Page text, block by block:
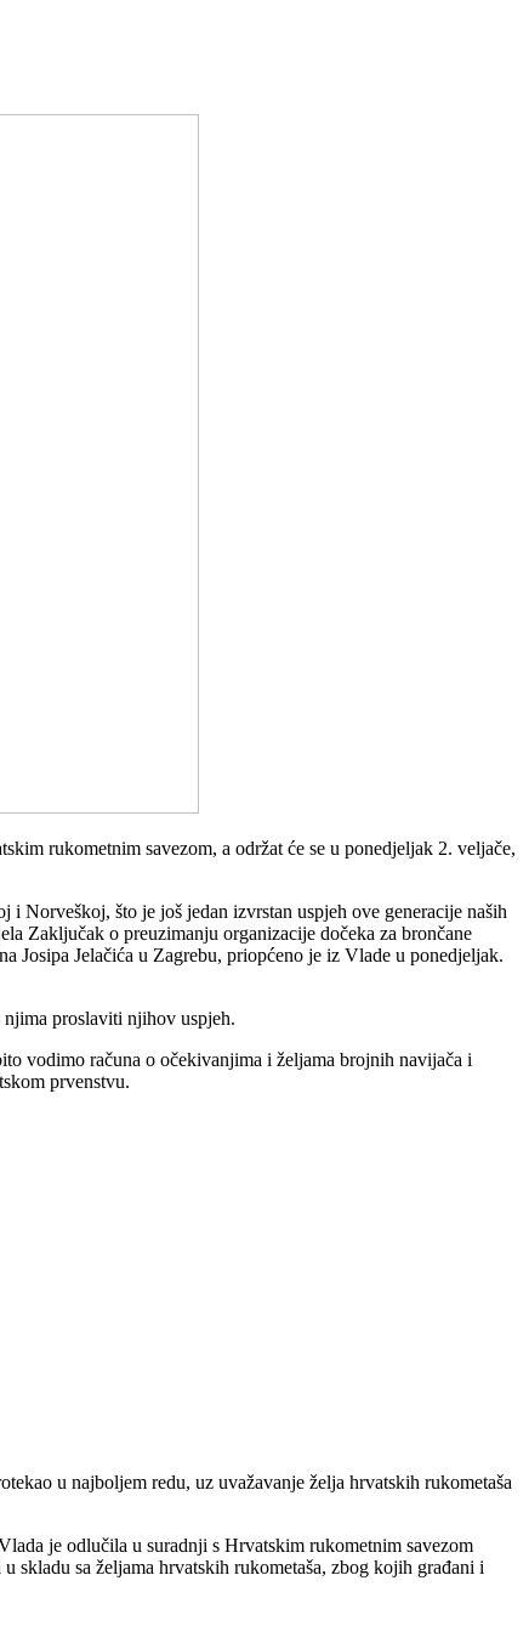
rukometnim savezom, a održat će se u ponedjeljak 2. veljače,
Norveškoj, što je još jedan izvrstan uspjeh ove generacije naših
Zaključak o preuzimanju organizacije dočeka za brončane
Josipa Jelačića u Zagrebu, priopćeno je iz Vlade u ponedjeljak.
njima proslaviti njihov uspjeh.
vodimo računa o očekivanjima i željama brojnih navijača i
prvenstvu.
u najboljem redu, uz uvažavanje želja hrvatskih rukometaša
je odlučila u suradnji s Hrvatskim rukometnim savezom
skladu sa željama hrvatskih rukometaša, zbog kojih građani i